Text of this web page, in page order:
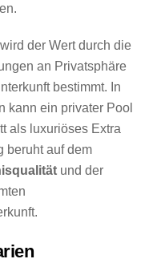
der Wert durch die
an Privatsphäre
bestimmt. In
kann ein privater Pool
als luxuriöses Extra
beruht auf dem
und der